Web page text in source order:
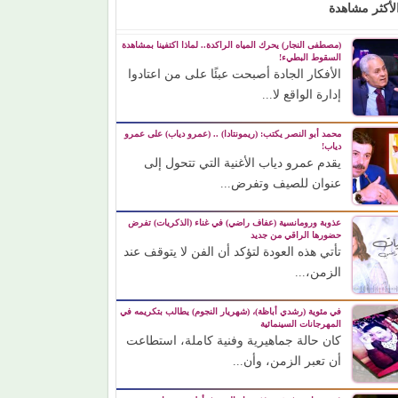
مشاهدة
(مصطفى النجار) يحرك المياه الراكدة.. لماذا اكتفينا بمشاهدة
السقوط البطيء!
الأفكار الجادة أصبحت عبئًا على من اعتادوا
إدارة الواقع لا...
محمد أبو النصر يكتب: (ريمونتادا) .. (عمرو دياب) على عمرو
دياب!
يقدم عمرو دياب الأغنية التي تتحول إلى
عنوان للصيف وتفرض...
عذوبة ورومانسية (عفاف راضي) في غناء (الذكريات) تفرض
حضورها الراقي من جديد
تأتي هذه العودة لتؤكد أن الفن لا يتوقف عند
الزمن،...
في مئوية (رشدي أباظة)، (شهريار النجوم) يطالب بتكريمه في
المهرجانات السينمائية
كان حالة جماهيرية وفنية كاملة، استطاعت
أن تعبر الزمن، وأن...